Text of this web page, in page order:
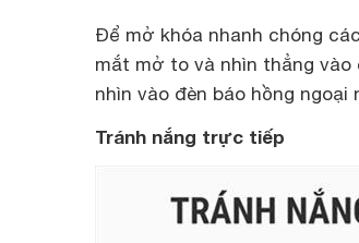
Để mở khóa nhanh chóng
mắt mở to và nhìn thẳng
nhìn vào đèn báo hồng ngoại
Tránh nắng trực tiếp